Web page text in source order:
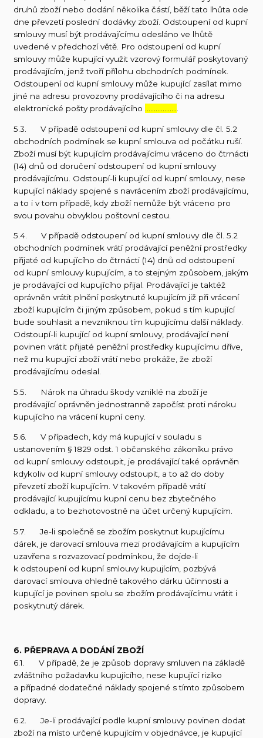
druhů zboží nebo dodání několika částí, běží tato lhůta ode
dne převzetí poslední dodávky zboží. Odstoupení od kupní
smlouvy musí být prodávajícímu odesláno ve lhůtě
uvedené v předchozí větě. Pro odstoupení od kupní
smlouvy může kupující využit vzorový formulář poskytovaný
prodávajícím, jenž tvoří přílohu obchodních podmínek.
Odstoupení od kupní smlouvy může kupující zasílat mimo
jiné na adresu provozovny prodávajícího či na adresu
elektronické pošty prodávajícího
5.3. V případě odstoupení od kupní smlouvy dle čl. 5.2
obchodních podmínek se kupní smlouva od počátku ruší.
Zboží musí být kupujícím prodávajícímu vráceno do čtrnácti
(14) dnů od doručení odstoupení od kupní smlouvy
prodávajícímu. Odstoupí-li kupující od kupní smlouvy, nese
kupující náklady spojené s navrácením zboží prodávajícímu,
a to i v tom případě, kdy zboží nemůže být vráceno pro
svou povahu obvyklou poštovní cestou.
5.4. V případě odstoupení od kupní smlouvy dle čl. 5.2
obchodních podmínek vrátí prodávající peněžní prostředky
přijaté od kupujícího do čtrnácti (14) dnů od odstoupení
od kupní smlouvy kupujícím, a to stejným způsobem, jakým
je prodávající od kupujícího přijal. Prodávající je taktéž
oprávněn vrátit plnění poskytnuté kupujícím již při vrácení
zboží kupujícím či jiným způsobem, pokud s tím kupující
bude souhlasit a nevzniknou tím kupujícímu další náklady.
Odstoupí-li kupující od kupní smlouvy, prodávající není
povinen vrátit přijaté peněžní prostředky kupujícímu dříve,
než mu kupující zboží vrátí nebo prokáže, že zboží
prodávajícímu odeslal.
5.5. Nárok na úhradu škody vzniklé na zboží je
prodávající oprávněn jednostranně započíst proti nároku
kupujícího na vrácení kupní ceny.
5.6. V případech, kdy má kupující v souladu s
ustanovením § 1829 odst. 1 občanského zákoníku právo
od kupní smlouvy odstoupit, je prodávající také oprávněn
kdykoliv od kupní smlouvy odstoupit, a to až do doby
převzetí zboží kupujícím. V takovém případě vrátí
prodávající kupujícímu kupní cenu bez zbytečného
odkladu, a to bezhotovostně na účet určený kupujícím.
5.7. Je-li společně se zbožím poskytnut kupujícímu
dárek, je darovací smlouva mezi prodávajícím a kupujícím
uzavřena s rozvazovací podmínkou, že dojde-li
k odstoupení od kupní smlouvy kupujícím, pozbývá
darovací smlouva ohledně takového dárku účinnosti a
kupující je povinen spolu se zbožím prodávajícímu vrátit i
poskytnutý dárek.
6. PŘEPRAVA A DODÁNÍ ZBOŽÍ
6.1. V případě, že je způsob dopravy smluven na základě
zvláštního požadavku kupujícího, nese kupující riziko
a případné dodatečné náklady spojené s tímto způsobem
dopravy.
6.2. Je-li prodávající podle kupní smlouvy povinen dodat
zboží na místo určené kupujícím v objednávce, je kupující